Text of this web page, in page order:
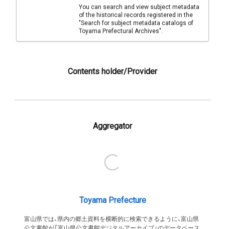
You can search and view subject metadata
of the historical records registered in the
"Search for subject metadata catalogs of
Toyama Prefectural Archives".
Contents holder/Provider
Aggregator
Toyama Prefecture
富山県では、県内の郷土資料を横断的に検索できるように、富山県